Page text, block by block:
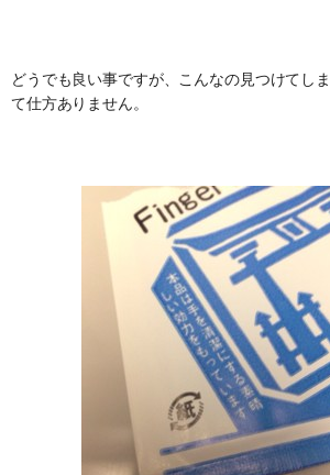
どうでも良い事ですが、こんなの見つけてし
て仕方ありません。